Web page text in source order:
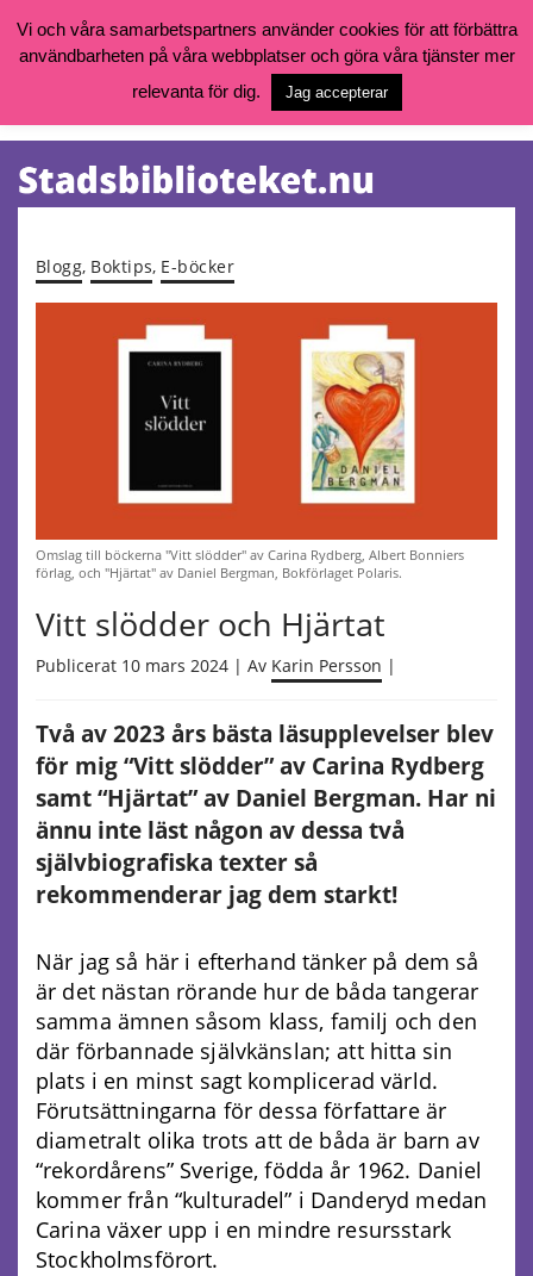
Vill du söka böcker, logga in på ditt bibliotekskonto eller nå övriga
goteborg.se/bibliotek
Öppettider, katalog och kontakt
Tjänster
Blogg, Boktips, E-böcker
Omslag till böckerna "Vitt slödder" av Carina Rydberg, Albert Bonniers
förlag, och "Hjärtat" av Daniel Bergman, Bokförlaget Polaris.
Vitt slödder och Hjärtat
Publicerat 10 mars 2024 | Av Karin Persson |
Två av 2023 års bästa läsupplevelser blev
för mig “Vitt slödder” av Carina Rydberg
samt “Hjärtat” av Daniel Bergman. Har ni
ännu inte läst någon av dessa två
självbiografiska texter så
rekommenderar jag dem starkt!
När jag så här i efterhand tänker på dem så
är det nästan rörande hur de båda tangerar
samma ämnen såsom klass, familj och den
där förbannade självkänslan; att hitta sin
plats i en minst sagt komplicerad värld.
Förutsättningarna för dessa författare är
diametralt olika trots att de båda är barn av
“rekordårens” Sverige, födda år 1962. Daniel
kommer från “kulturadel” i Danderyd medan
Carina växer upp i en mindre resursstark
Stockholmsförort.
Vi och våra samarbetspartners använder cookies för att förbättra
användbarheten på våra webbplatser och göra våra tjänster mer
relevanta för dig.
Jag accepterar